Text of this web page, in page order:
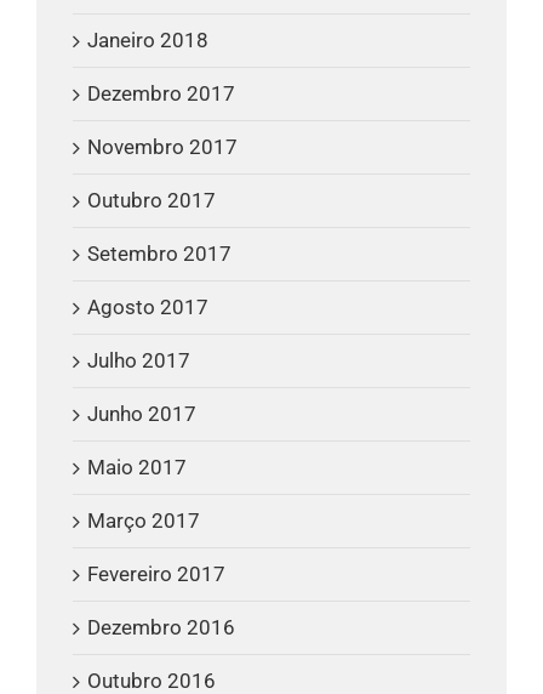
Janeiro 2018
Dezembro 2017
Novembro 2017
Outubro 2017
Setembro 2017
Agosto 2017
Julho 2017
Junho 2017
Maio 2017
Março 2017
Fevereiro 2017
Dezembro 2016
Outubro 2016